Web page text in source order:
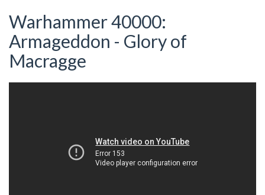
Warhammer 40000:
Armageddon - Glory of
Macragge